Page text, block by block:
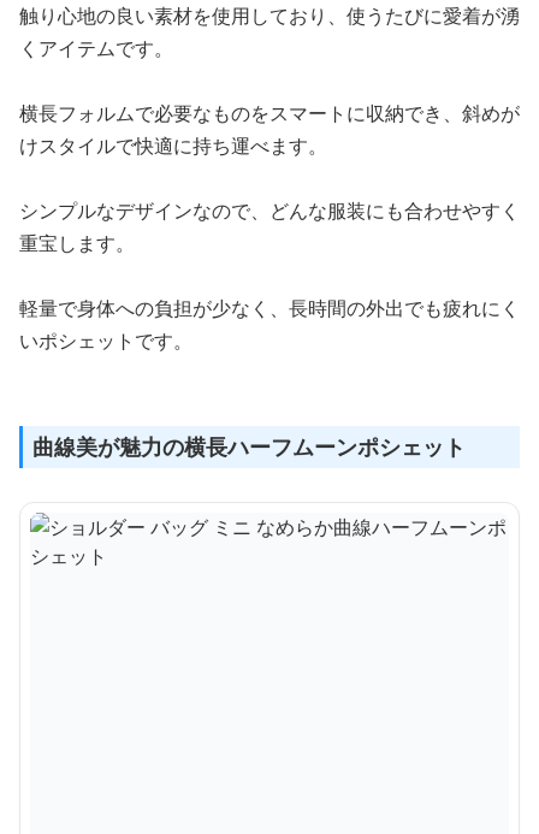
触り心地の良い素材を使用しており、使うたびに愛着が湧
くアイテムです。
横長フォルムで必要なものをスマートに収納でき、斜めが
けスタイルで快適に持ち運べます。
シンプルなデザインなので、どんな服装にも合わせやすく
重宝します。
軽量で身体への負担が少なく、長時間の外出でも疲れにく
いポシェットです。
曲線美が魅力の横長ハーフムーンポシェット